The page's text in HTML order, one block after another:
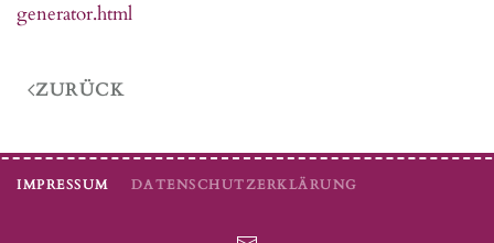
generator.html
ZURÜCK
IMPRESSUM DATENSCHUTZERKLÄRUNG